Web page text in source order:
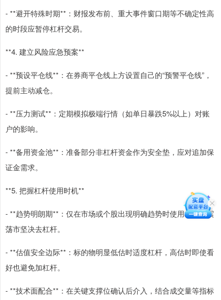
- **避开特殊时期**：财报发布前、重大事件窗口期等不确定性高
的时段应暂停杠杆交易。
**4. 建立风险应急预案**
- **预设平仓线**：在券商平仓线上方设置自己的“预警平仓线”，
提前主动减仓。
- **压力测试**：定期模拟极端行情（如单日暴跌5%以上）对账
户的影响。
- **备用资金池**：准备部分非杠杆资金作为安全垫，应对追加保
证金需求。
**5. 把握杠杆使用时机**
- **趋势明朗期**：仅在市场或个股出现明确趋势时使用杠杆，震
荡市坚决去杠杆。
- **估值安全边际**：标的物明显低估时适度杠杆，高估时即使看
好也避免加杠杆。
- **技术面配合**：在关键支撑位确认后介入，结合成交量等指标